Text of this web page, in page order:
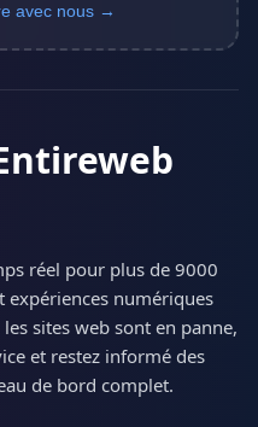
avec nous →
réel pour plus de 9000
expériences numériques
sites web sont en panne,
et restez informé des
de bord complet.